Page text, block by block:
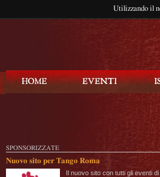
Utilizzando il
SPONSORIZZATE
Nuovo sito per Tango Roma
Il nuovo sito con tutti gli eventi